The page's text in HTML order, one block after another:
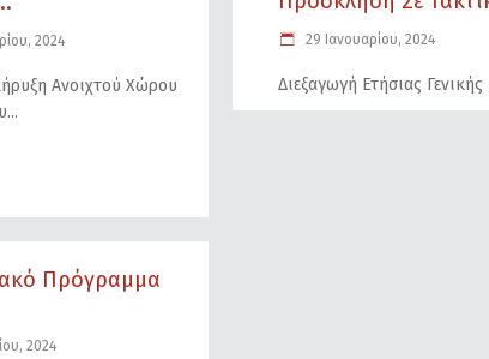
2024
Ανοιχτού Χώρου
29 Ιανουαρίου, 2024
Διεξαγωγή Ετήσιας
Πρόγραμμα
2024